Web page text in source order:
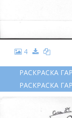
4
РАСКРАСКА
РАСКРАСКА